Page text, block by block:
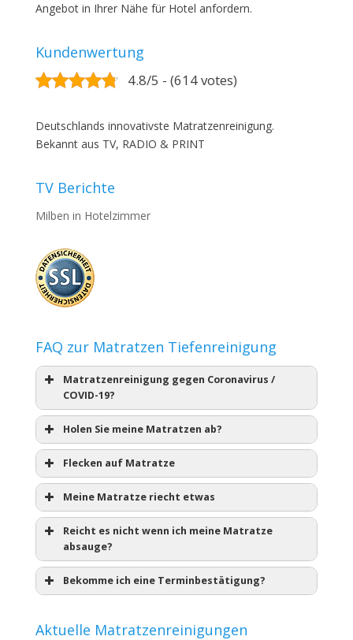
Angebot in Ihrer Nähe für Hotel anfordern.
Kundenwertung
4.8/5 - (614 votes)
Deutschlands innovativste Matratzenreinigung.
Bekannt aus TV, RADIO & PRINT
TV Berichte
Milben in Hotelzimmer
FAQ zur Matratzen Tiefenreinigung
Matratzenreinigung gegen Coronavirus /
COVID-19?
Holen Sie meine Matratzen ab?
Flecken auf Matratze
Meine Matratze riecht etwas
Reicht es nicht wenn ich meine Matratze
absauge?
Bekomme ich eine Terminbestätigung?
Aktuelle Matratzenreinigungen